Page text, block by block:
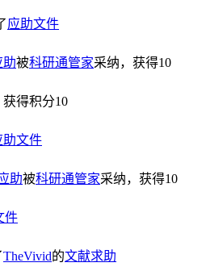
应助文件
助被科研通管家采纳，获得10
得积分10
助文件
助被科研通管家采纳，获得10
件
TheVivid的文献求助